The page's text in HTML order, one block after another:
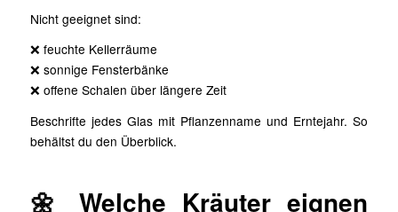
Nicht geeignet sind:
❌ feuchte Kellerräume
❌ sonnige Fensterbänke
❌ offene Schalen über längere Zeit
Beschrifte jedes Glas mit Pflanzenname und Erntejahr. So
behältst du den Überblick.
🌼 Welche Kräuter eignen